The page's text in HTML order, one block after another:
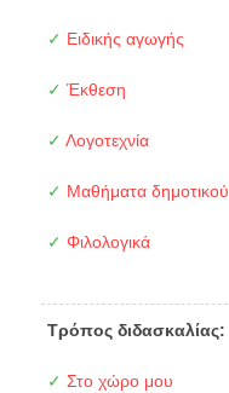
✓ Ειδικής αγωγής
✓ Έκθεση
✓ Λογοτεχνία
✓ Μαθήματα δημοτικού
✓ Φιλολογικά
Τρόπος διδασκαλίας:
✓ Στο χώρο μου